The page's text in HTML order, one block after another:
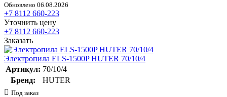
Обновлено 06.08.2026
+7 8112 660-223
Уточнить цену
+7 8112 660-223
Заказать
Электропила ELS-1500P HUTER 70/10/4
Артикул: 70/10/4
Бренд:
HUTER
Под заказ